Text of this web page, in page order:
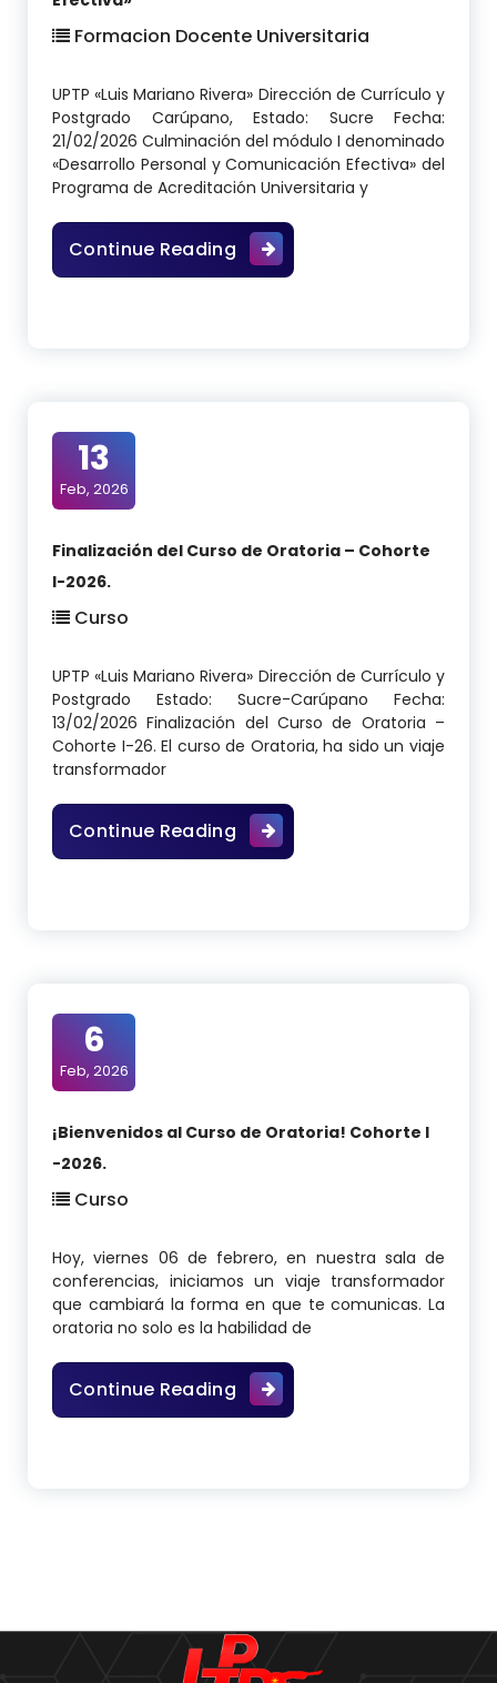
Formacion Docente Universitaria
UPTP «Luis Mariano Rivera» Dirección de Currículo y
Postgrado Carúpano, Estado: Sucre Fecha:
21/02/2026 Culminación del módulo I denominado
«Desarrollo Personal y Comunicación Efectiva» del
Programa de Acreditación Universitaria y
Continue ReadingDiplomado en Formación
13
Feb, 2026
Finalización del Curso de Oratoria – Cohorte
I-2026.
Curso
UPTP «Luis Mariano Rivera» Dirección de Currículo y
Postgrado Estado: Sucre-Carúpano Fecha:
13/02/2026 Finalización del Curso de Oratoria –
Cohorte I-26. El curso de Oratoria, ha sido un viaje
transformador
Continue ReadingFinalización del Curso de
6
Feb, 2026
¡Bienvenidos al Curso de Oratoria! Cohorte I
-2026.
Curso
Hoy, viernes 06 de febrero, en nuestra sala de
conferencias, iniciamos un viaje transformador
que cambiará la forma en que te comunicas. La
oratoria no solo es la habilidad de
Continue Reading¡Bienvenidos al Curso de